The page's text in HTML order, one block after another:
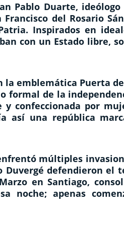
Pablo Duarte,
Francisco del Rosario
Inspirados en
con un Estado libre,
la emblemática Puerta
formal de la
confeccionada por
así una república
múltiples
Duvergé defendieron
en Santiago,
noche; apenas